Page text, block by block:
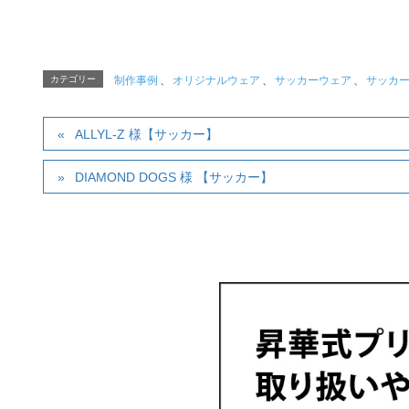
カテゴリー 制作事例 、 オリジナルウェア 、 サッカーウェア 、 サッカー
ALLYL-Z 様【サッカー】
DIAMOND DOGS 様 【サッカー】